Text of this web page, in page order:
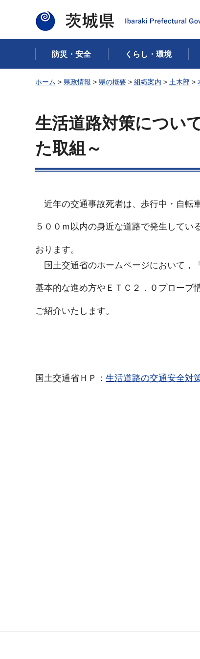
茨城県
防災・安全 くらし・環境
ホーム > 県政情報 > 県の概要 > 組織案内 > 土木部 >
生活道路対策につい
た取組～
近年の交通事故死者は、歩行中・自転
５００ｍ以内の身近な道路で発生してい
おります。
国土交通省のホームページにおいて，
基本的な進め方やＥＴＣ２．０プローブ
ご紹介いたします。
国土交通省ＨＰ： 生活道路の交通安全対